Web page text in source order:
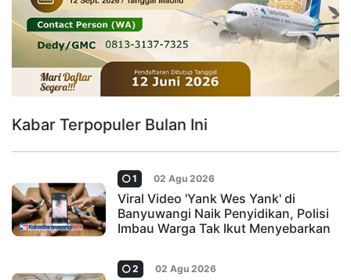
Kabar Terpopuler Bulan Ini
1 02 Agu 2026
Viral Video 'Yank Wes Yank' di
Banyuwangi Naik Penyidikan, Polisi
Imbau Warga Tak Ikut Menyebarkan
2 02 Agu 2026